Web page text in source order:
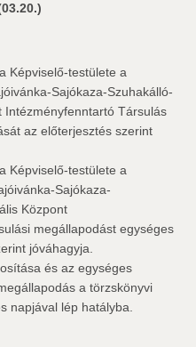
Képviselő-testülete a
Sajókaza-Szuhakálló-
Intézményfenntartó Társulás
az előterjesztés szerint
Képviselő-testülete a
Sajókaza-
Központ
megállapodást egységes
jóváhagyja.
és az egységes
a törzskönyvi
napjával lép hatályba.